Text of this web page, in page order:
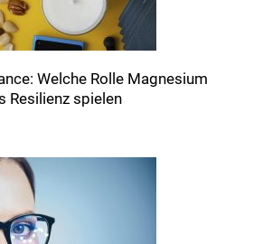
Welche Rolle Magnesium
Resilienz spielen